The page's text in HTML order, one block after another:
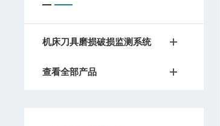
机床刀具磨损破损监测系统
查看全部产品